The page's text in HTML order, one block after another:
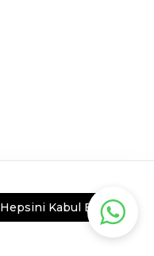
Hepsini Kabul Et